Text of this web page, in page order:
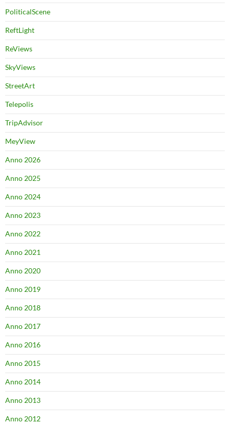
PoliticalScene
ReftLight
ReViews
SkyViews
StreetArt
Telepolis
TripAdvisor
MeyView
Anno 2026
Anno 2025
Anno 2024
Anno 2023
Anno 2022
Anno 2021
Anno 2020
Anno 2019
Anno 2018
Anno 2017
Anno 2016
Anno 2015
Anno 2014
Anno 2013
Anno 2012